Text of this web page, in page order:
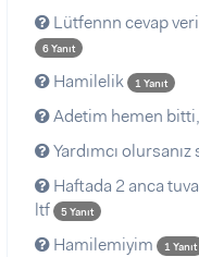
Lütfennn cevap
6 Yanıt
Hamilelik 1 Yanıt
Adetim hemen
Yardımcı
Haftada 2 anca
ltf
5 Yanıt
Hamilemiyim 1 Yanıt